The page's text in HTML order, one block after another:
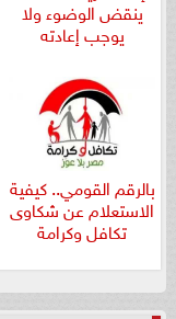
ينقض الوضوء ولا
يوجب إعادته
بالرقم القومي.. كيفية
الاستعلام عن شكاوى
تكافل وكرامة